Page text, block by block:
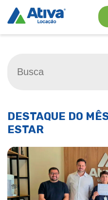
DESTAQUE DO
ESTAR